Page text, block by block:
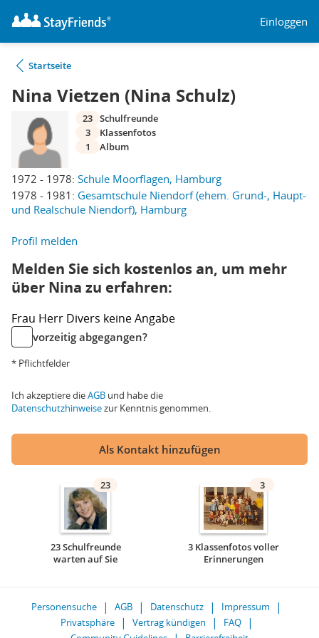
Einloggen
Startseite
Nina Vietzen (Nina Schulz)
1972 - 1978: Schule Moorflagen, Hamburg
1978 - 1981: Gesamtschule Niendorf (ehem. Grund-, Haupt-
und Realschule Niendorf), Hamburg
23 Schulfreunde
3
Klassenfotos
1
Album
Profil melden
Melden Sie sich kostenlos an, um mehr
über Nina zu erfahren:
Frau Herr Divers keine Angabe
vorzeitig abgegangen?
* Pflichtfelder
Ich akzeptiere dieAGB und habe die
Datenschutzhinweisezur Kenntnis genommen.
Als Kontakt hinzufügen
23
23 Schulfreunde
warten auf Sie
3
3 Klassenfotos voller
Erinnerungen
Personensuche AGB Datenschutz
Impressum
Privatsphäre
Vertrag kündigen
FAQ